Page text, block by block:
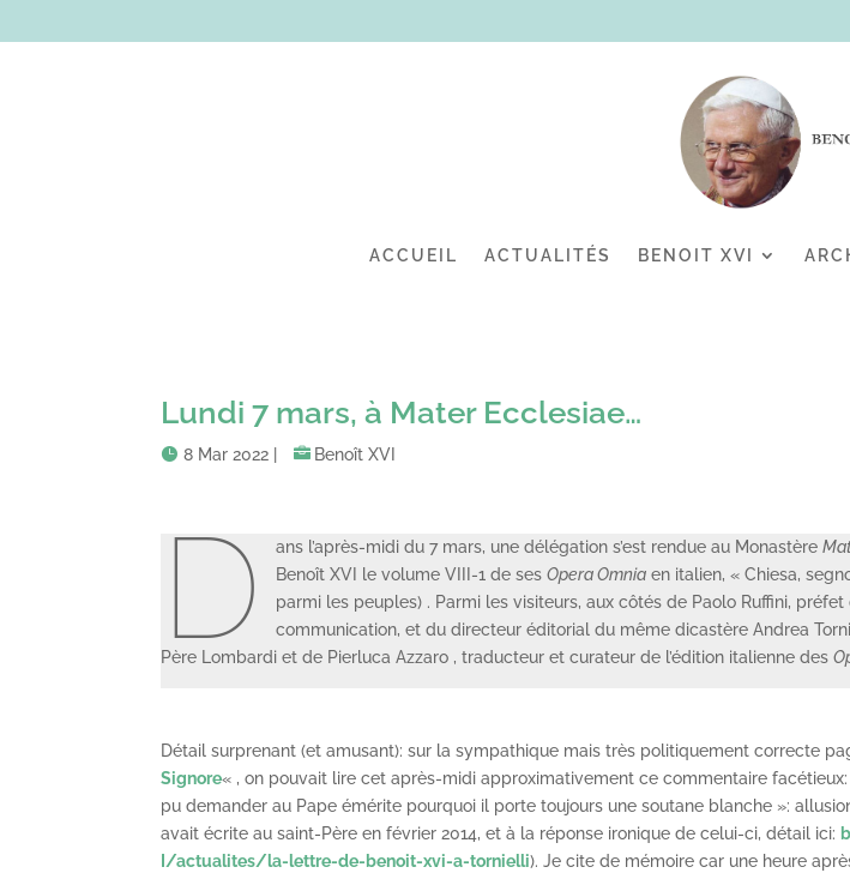
ACCUEIL ACTUALITÉS BENOIT XVI
Lundi 7 mars, à Mater Ecclesiae…
8 Mar 2022 Benoît XVI
D ans l’après-midi du 7 mars, une délégation s’est rendue au Monastère
Benoît XVI le volume VIII-1 de sesOpera Omnia en italien, « Chiesa,
parmi les peuples) . Parmi les visiteurs, aux côtés de Paolo Ruffini,
communication, et du directeur éditorial du même dicastère Andrea
Père Lombardi et de Pierluca Azzaro , traducteur et curateur de l’édition italienne des
Détail surprenant (et amusant): sur la sympathique mais très politiquement correcte
Signore« , on pouvait lire cet après-midi approximativement ce commentaire facétieux:
pu demander au Pape émérite pourquoi il porte toujours une soutane blanche »:
avait écrite au saint-Père en février 2014, et à la réponse ironique de celui-ci, détail ici:
I/actualites/la-lettre-de-benoit-xvi-a-tornielli). Je cite de mémoire car une heure